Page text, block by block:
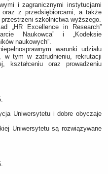
i zagranicznymi instytucjami
z przedsiębiorcami, a także
szkolnictwa wyższego.
„HR Excellence in Research”
Naukowca” i „Kodeksie
naukowych”.
warunki udziału
w tym w zatrudnieniu, rekrutacji
oraz prowadzeniu
Uniwersytetu i dobre obyczaje
Uniwersytetu są rozwiązywane